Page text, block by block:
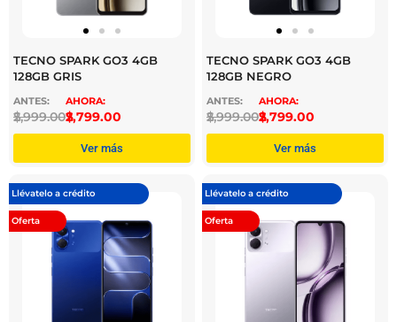
TECNO SPARK GO3 4GB
128GB GRIS
$
2,999.00$
2,799.00
Ver más
TECNO SPARK GO3 4GB
128GB NEGRO
$
2,999.00$
2,799.00
Ver más
Llévatelo a crédito
Oferta
Llévatelo a crédito
Oferta